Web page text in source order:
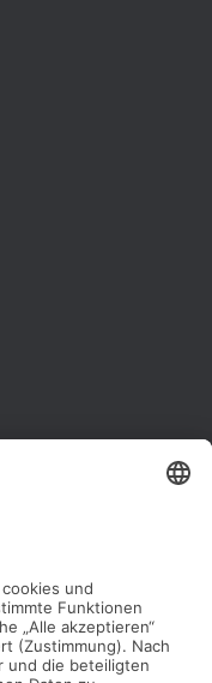
Straße in die